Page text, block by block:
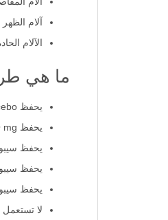
آلام
الآلام
ما هي
يحفظ cebo علاج في مكان جاف.
يحفظ cebo celecoxib 200 mg في عبوته الأصلية.
يحفظ
يحفظ
يحفظ سيبو
لا تستعمل